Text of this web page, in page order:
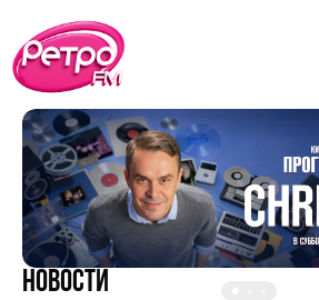
Новости